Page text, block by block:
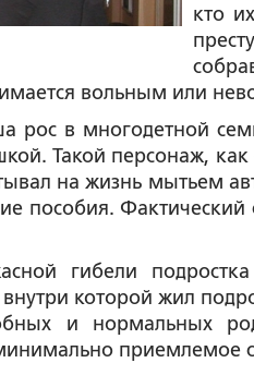
кто
вольным или
рос в многодетной
Такой персонаж,
на жизнь мытьем
пособия. Фактический
гибели
которой жил
и нормальных
приемлемое